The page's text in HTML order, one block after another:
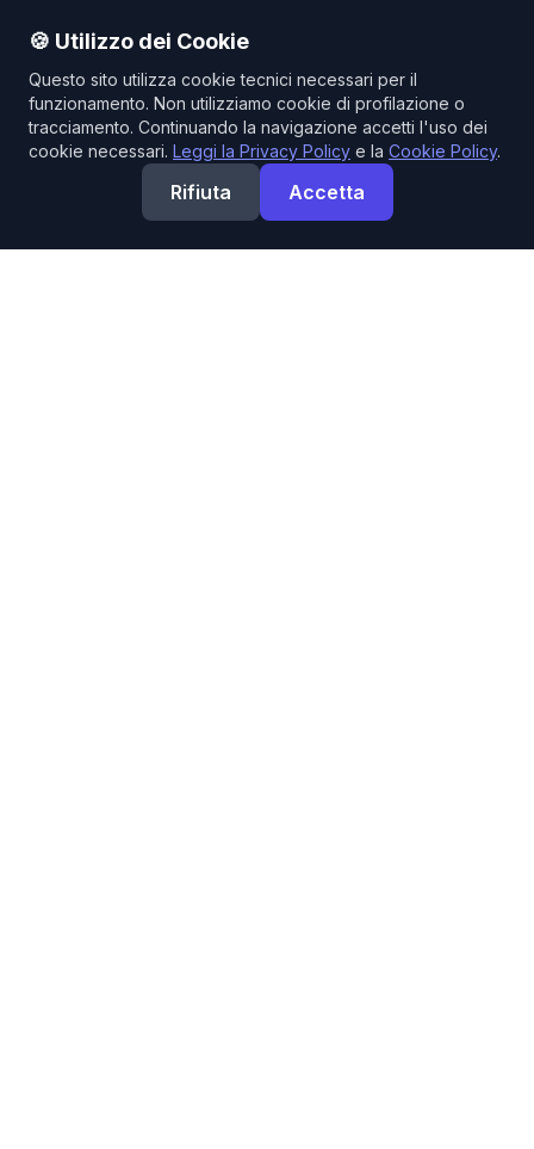
🍪 Utilizzo dei Cookie
Questo sito utilizza cookie tecnici necessari per il
funzionamento. Non utilizziamo cookie di profilazione o
tracciamento. Continuando la navigazione accetti l'uso dei
cookie necessari. Leggi la Privacy Policy e la Cookie Policy.
Rifiuta Accetta